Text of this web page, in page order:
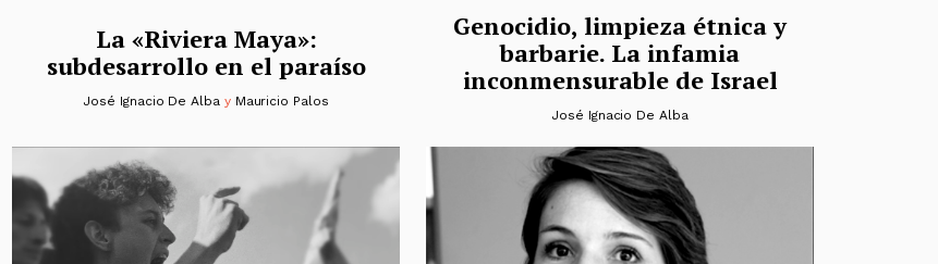
La «Riviera Maya»:
subdesarrollo en el paraíso
José Ignacio De Albay Mauricio Palos
Genocidio, limpieza étnica y
barbarie. La infamia
inconmensurable de Israel
José Ignacio De Alba